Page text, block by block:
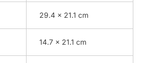
29.4 x 21.1 cm
14.7 x 21.1 cm